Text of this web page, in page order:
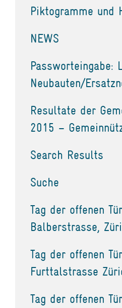
Piktogramme und
NEWS
Passworteingabe:
Neubauten/
Resultate der
2015 –
Search Results
Suche
Tag der offenen
Balberstrasse,
Tag der offenen
Furttalstrasse
Tag der offenen